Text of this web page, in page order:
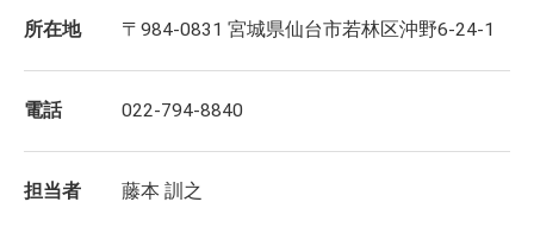
所在地 〒984-0831 宮城県仙台市若林区沖野6-24-1
電話 022-794-8840
担当者 藤本 訓之